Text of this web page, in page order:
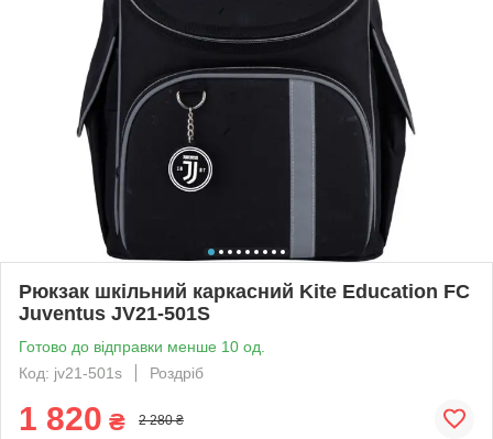
Рюкзак шкільний каркасний Kite Education FC
Juventus JV21-501S
Готово до відправки менше 10 од.
Код: jv21-501s
Роздріб
1 820 ₴ 2 280 ₴